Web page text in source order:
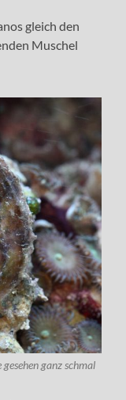
gleich den
Muschel
ganz schmal